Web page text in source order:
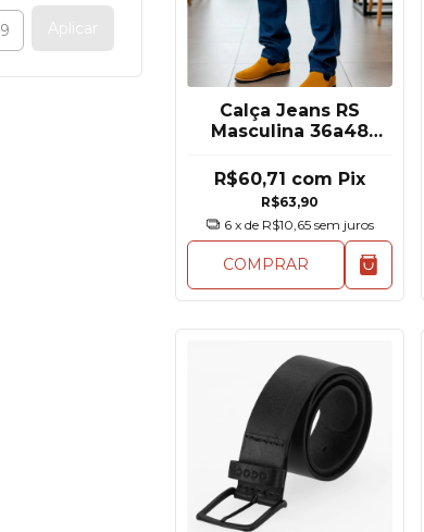
Aplicar
Calça Jeans RS
Masculina 36a48
R$63,90
R$60,71 com Pix
6 x de R$10,65 sem juros
COMPRAR